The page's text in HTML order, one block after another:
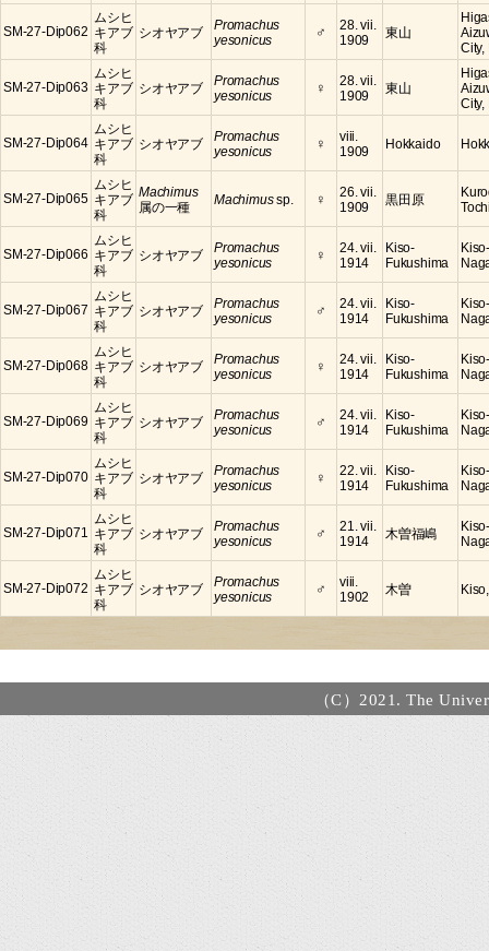
SM-27-Dip062
ムシヒ
キアブ
科
シオヤアブ
Promachus
yesonicus
♂
28. vii.
1909
東山
City,
SM-27-Dip063
ムシヒ
キアブ
科
シオヤアブ
Promachus
yesonicus
♀
28. vii.
1909
東山
City,
SM-27-Dip064
ムシヒ
キアブ
科
シオヤアブ
Promachus
yesonicus
♀
viii.
1909
Hokkaido
SM-27-Dip065
ムシヒ
キアブ
科
Machimus
属の一種
Machimussp. ♀
26. vii.
1909
黒田原
SM-27-Dip066
ムシヒ
キアブ
科
シオヤアブ
Promachus
yesonicus
♀
24. vii.
1914
Kiso-
Fukushima
SM-27-Dip067
ムシヒ
キアブ
科
シオヤアブ
Promachus
yesonicus
♂
24. vii.
1914
Kiso-
Fukushima
SM-27-Dip068
ムシヒ
キアブ
科
シオヤアブ
Promachus
yesonicus
♀
24. vii.
1914
Kiso-
Fukushima
SM-27-Dip069
ムシヒ
キアブ
科
シオヤアブ
Promachus
yesonicus
♂
24. vii.
1914
Kiso-
Fukushima
SM-27-Dip070
ムシヒ
キアブ
科
シオヤアブ
Promachus
yesonicus
♀
22. vii.
1914
Kiso-
Fukushima
SM-27-Dip071
ムシヒ
キアブ
科
シオヤアブ
Promachus
yesonicus
♂
21. vii.
1914
木曽福嶋
SM-27-Dip072
ムシヒ
キアブ
科
シオヤアブ
Promachus
yesonicus
♂
viii.
1902
木曽
（C）2021. The